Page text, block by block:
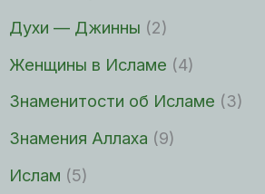
Духи — Джинны (2)
Женщины в Исламе (4)
Знаменитости об Исламе (3)
Знамения Аллаха (9)
Ислам (5)